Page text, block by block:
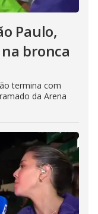
Paulo,
bronca
termina com
da Arena